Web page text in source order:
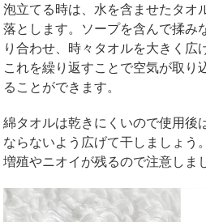
泡立てる時は、水を含ませたタオ
落とします。ソープを含んで揉み
り合わせ、時々タオルを大きく広
これを繰り返すことで空気が取り
ることができます。
綿タオルは乾きにくいので使用後
ならないよう広げて干しましょう
増殖やニオイが残るので注意しま